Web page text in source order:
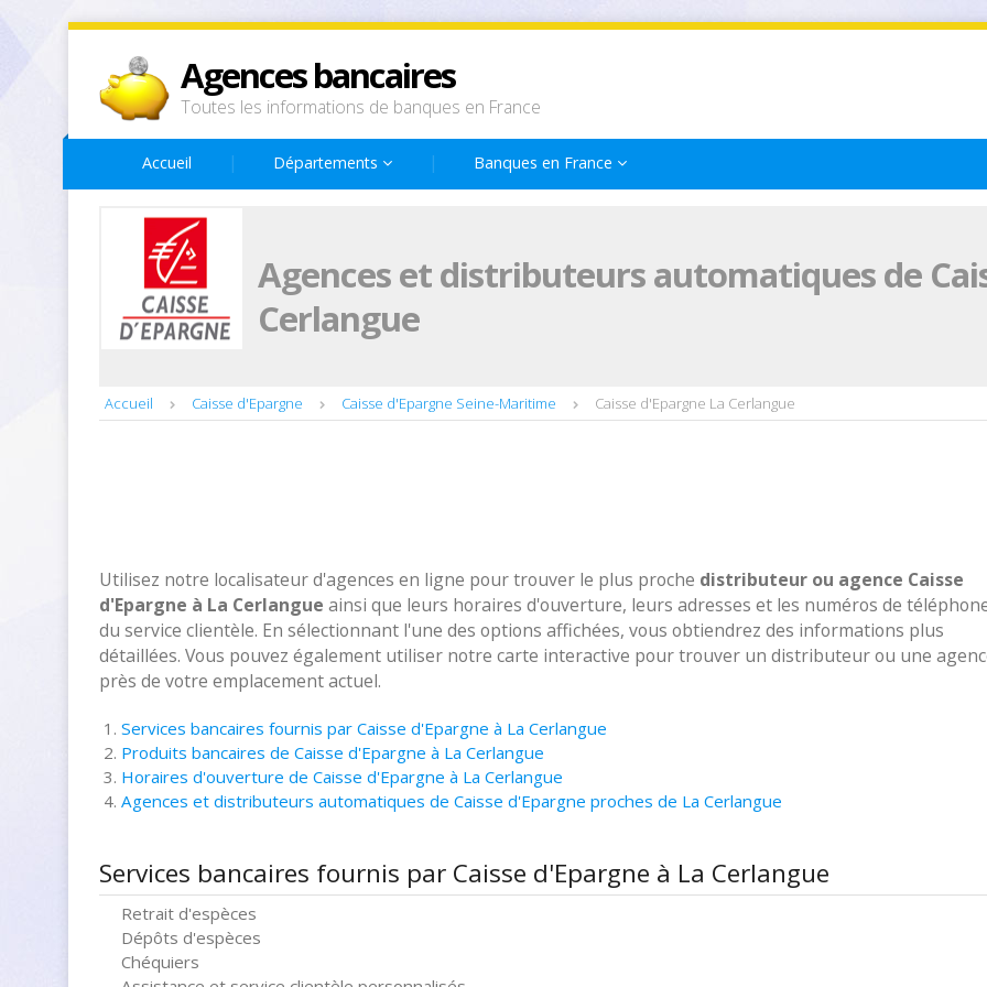
Agences bancaires
Toutes les informations de banques en France
Accueil Départements Banques en France
Agences et distributeurs automatiques de
Cerlangue
Accueil Caisse d'Epargne Caisse d'Epargne Seine-Maritime Caisse d'Epargne La Cerlangue
Utilisez notre localisateur d'agences en ligne pour trouver le plus proche distributeur ou agence Caisse
d'Epargne à La Cerlangue ainsi que leurs horaires d'ouverture, leurs adresses et les numéros de
du service clientèle. En sélectionnant l'une des options affichées, vous obtiendrez des informations plus
détaillées. Vous pouvez également utiliser notre carte interactive pour trouver un distributeur ou une
près de votre emplacement actuel.
Services bancaires fournis par Caisse d'Epargne à La Cerlangue
Produits bancaires de Caisse d'Epargne à La Cerlangue
Horaires d'ouverture de Caisse d'Epargne à La Cerlangue
Agences et distributeurs automatiques de Caisse d'Epargne proches de La Cerlangue
Services bancaires fournis par Caisse d'Epargne à La Cerlangue
Retrait d'espèces
Dépôts d'espèces
Chéquiers